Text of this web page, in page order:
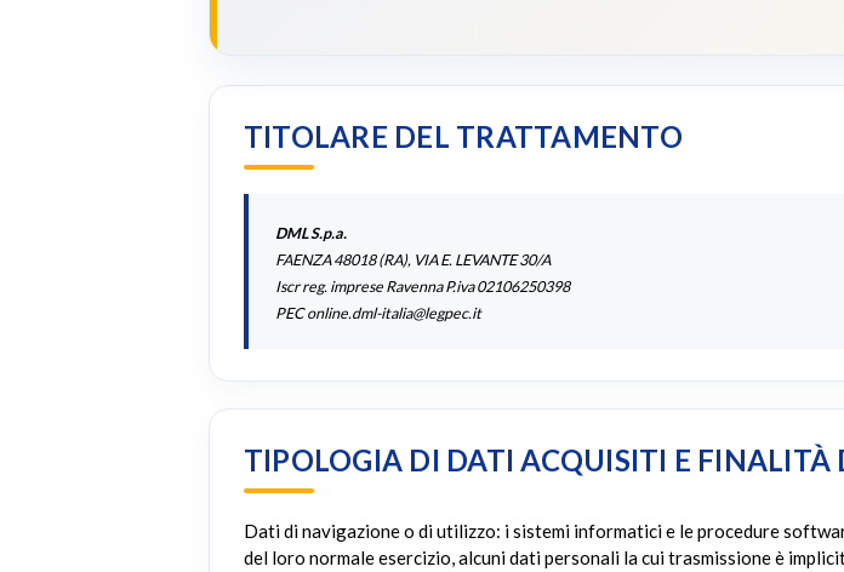
TITOLARE DEL TRATTAMENTO
DML S.p.a.
FAENZA 48018 (RA), VIA E. LEVANTE 30/A
Iscr reg. imprese Ravenna P.iva 02106250398
PEConline.dml-italia@legpec.it
TIPOLOGIA DI DATI ACQUISITI E
Dati di navigazione o di utilizzo: i sistemi informatici e le procedure
del loro normale esercizio, alcuni dati personali la cui trasmissione è